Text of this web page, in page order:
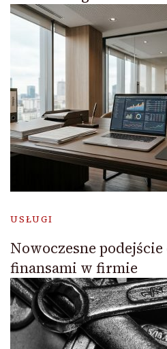
USŁUGI
Nowoczesne
finansami w firmie